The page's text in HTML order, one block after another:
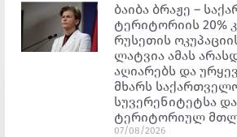
ბაიბა ბრაჟე –
ტერიტორიის 20%
რუსეთის
ლატვია ამას
აღიარებს და
მხარს
სუვერენიტეტსა და
ტერიტორიულ
07/08/2026